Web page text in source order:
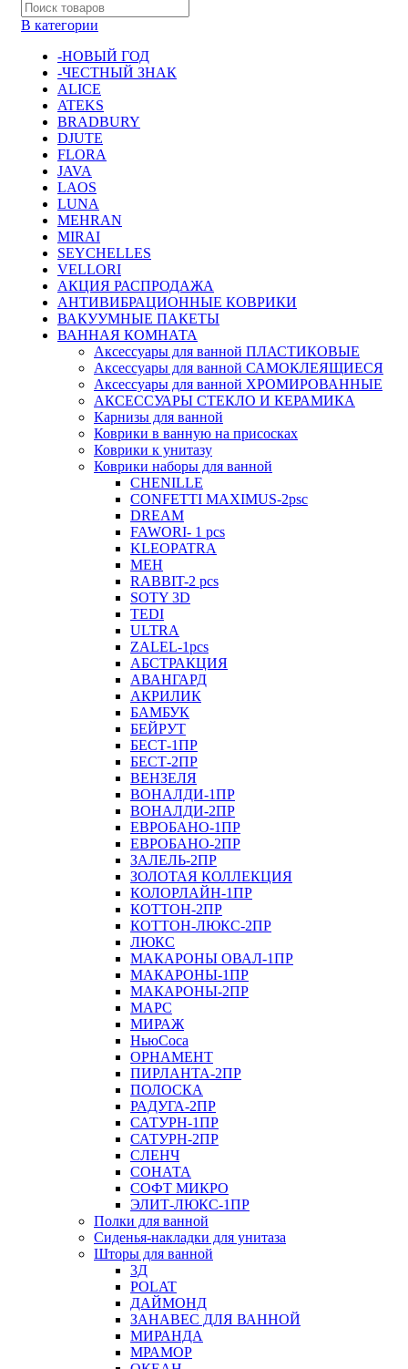
В категории
-НОВЫЙ ГОД
-ЧЕСТНЫЙ ЗНАК
ALICE
ATEKS
BRADBURY
DJUTE
FLORA
JAVA
LAOS
LUNA
MEHRAN
MIRAI
SEYCHELLES
VELLORI
АКЦИЯ РАСПРОДАЖА
АНТИВИБРАЦИОННЫЕ КОВРИКИ
ВАКУУМНЫЕ ПАКЕТЫ
ВАННАЯ КОМНАТА
Аксессуары для ванной ПЛАСТИКОВЫЕ
Аксессуары для ванной САМОКЛЕЯЩИЕСЯ
Аксессуары для ванной ХРОМИРОВАННЫЕ
АКСЕССУАРЫ СТЕКЛО И КЕРАМИКА
Карнизы для ванной
Коврики в ванную на присосках
Коврики к унитазу
Коврики наборы для ванной
CHENILLE
CONFETTI MAXIMUS-2psc
DREAM
FAWORI- 1 pcs
KLEOPATRA
MEH
RABBIT-2 pcs
SOTY 3D
TEDI
ULTRA
ZALEL-1pcs
АБСТРАКЦИЯ
АВАНГАРД
АКРИЛИК
БАМБУК
БЕЙРУТ
БЕСТ-1ПР
БЕСТ-2ПР
ВЕНЗЕЛЯ
ВОНАЛДИ-1ПР
ВОНАЛДИ-2ПР
ЕВРОБАНО-1ПР
ЕВРОБАНО-2ПР
ЗАЛЕЛЬ-2ПР
ЗОЛОТАЯ КОЛЛЕКЦИЯ
КОЛОРЛАЙН-1ПР
КОТТОН-2ПР
КОТТОН-ЛЮКС-2ПР
ЛЮКС
МАКАРОНЫ ОВАЛ-1ПР
МАКАРОНЫ-1ПР
МАКАРОНЫ-2ПР
МАРС
МИРАЖ
НьюСоса
ОРНАМЕНТ
ПИРЛАНТА-2ПР
ПОЛОСКА
РАДУГА-2ПР
САТУРН-1ПР
САТУРН-2ПР
СЛЕНЧ
СОНАТА
СОФТ МИКРО
ЭЛИТ-ЛЮКС-1ПР
Полки для ванной
Сиденья-накладки для унитаза
Шторы для ванной
3Д
POLAT
ДАЙМОНД
ЗАНАВЕС ДЛЯ ВАННОЙ
МИРАНДА
МРАМОР